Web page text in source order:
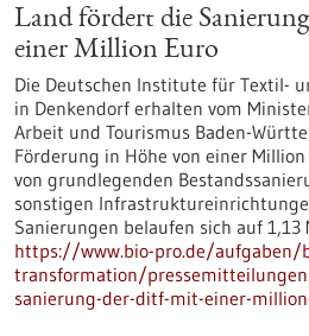
Land fördert die
einer Million Euro
Die Deutschen Institute für Textil-
in Denkendorf erhalten vom
Arbeit und Tourismus Baden-
Förderung in Höhe von einer
von grundlegenden
sonstigen
Sanierungen belaufen sich auf 1,13
https://www.bio-pro.de/aufgaben/
transformation/
sanierung-der-ditf-mit-einer-